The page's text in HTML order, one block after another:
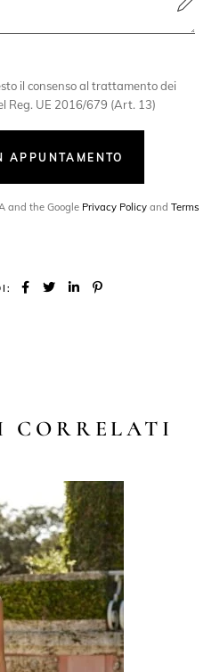
il consenso al trattamento dei
Reg. UE 2016/679 (Art. 13)
APPUNTAMENTO
and the Google Privacy Policy andTerms
CORRELATI